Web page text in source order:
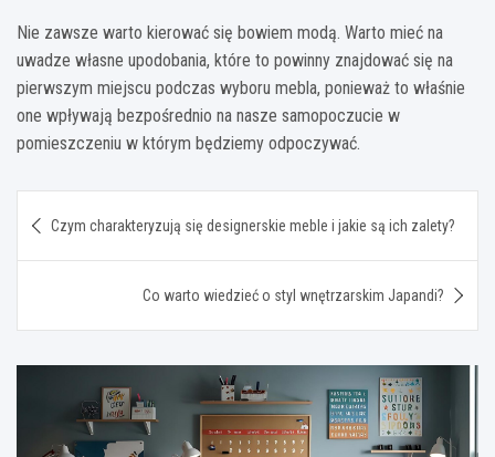
Nie zawsze warto kierować się bowiem modą. Warto mieć na
uwadze własne upodobania, które to powinny znajdować się na
pierwszym miejscu podczas wyboru mebla, ponieważ to właśnie
one wpływają bezpośrednio na nasze samopoczucie w
pomieszczeniu w którym będziemy odpoczywać.
wpisu
Czym charakteryzują się designerskie meble i jakie są ich zalety?
Co warto wiedzieć o styl wnętrzarskim Japandi?